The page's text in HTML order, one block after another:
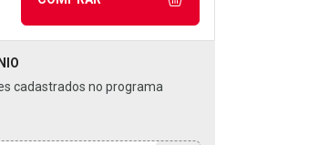
cadastrados no programa